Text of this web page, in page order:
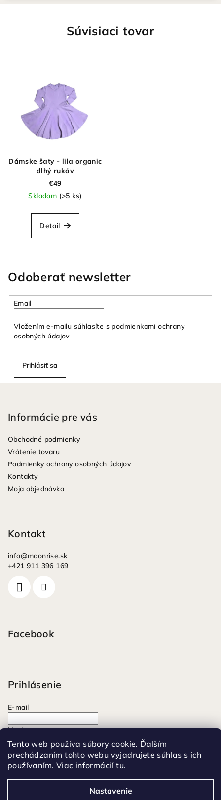
Tento web používa súbory cookie. Ďalším
prechádzaním tohto webu vyjadrujete súhlas s ich
používaním. Viac informáciítu.
Nastavenie
Súvisiaci tovar
Dámske šaty - lila organic
dlhý rukáv
€49
Skladom (>5 ks)
Detail
Odoberať newsletter
Email
Vložením e-mailu súhlasíte s podmienkami ochrany
osobných údajov
Prihlásiť sa
Informácie pre vás
Obchodné podmienky
Vrátenie tovaru
Podmienky ochrany osobných údajov
Kontakty
Moja objednávka
Kontakt
info@moonrise.sk
+421 911 396 169
Facebook
Prihlásenie
E-mail
Heslo
Prihlásiť sa
Nová registráciaZabudnuté heslo